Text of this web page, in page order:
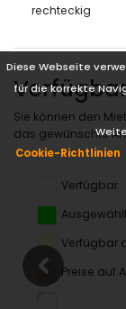
Diese Webseite
für die korrekte
Cookie-Richtlinien
rechteckig
Sie können den
das gewünschte
Verfügbar
Verfügbar
Preise auf